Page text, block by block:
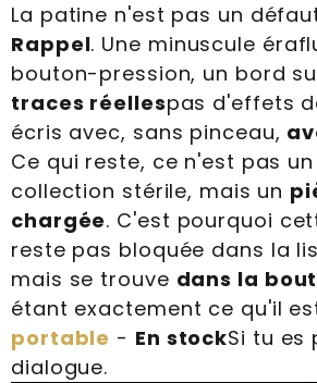
La patine n'est pas un
Rappel. Une minuscule
bouton-pression, un bord
traces réellespas d'effets
écris avec, sans pinceau,
Ce qui reste, ce n'est pas
collection stérile, mais un
chargée. C'est pourquoi
reste pas bloquée dans la
mais se trouve dans la
étant exactement ce qu'il
portable - En stockSi tu es
dialogue.